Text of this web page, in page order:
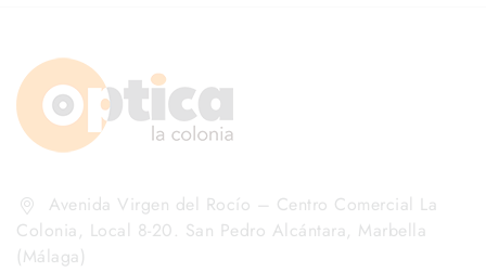
Avenida Virgen del Rocío – Centro Comercial La
Colonia, Local 8-20. San Pedro Alcántara, Marbella
(Málaga)